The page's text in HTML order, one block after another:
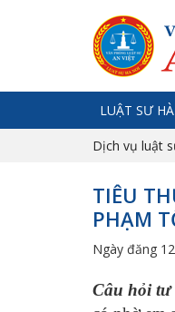
LUẬT SƯ
Dịch vụ luật
TIÊU
PHẠM
Ngày đăng
Câu hỏi tư